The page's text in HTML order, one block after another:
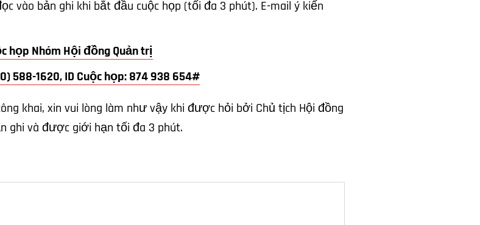
vào bản ghi khi bắt đầu cuộc họp (tối đa 3 phút). E-mail ý kiến
họp Nhóm Hội đồng Quản trị
588-1620, ID Cuộc họp: 874 938 654#
khai, xin vui lòng làm như vậy khi được hỏi bởi Chủ tịch Hội đồng
ghi và được giới hạn tối đa 3 phút.